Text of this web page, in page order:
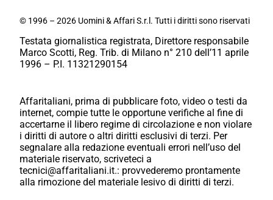
© 1996 – 2026 Uomini & Affari S.r.l. Tutti i diritti sono riservati
Testata giornalistica registrata, Direttore responsabile
Marco Scotti, Reg. Trib. di Milano n° 210 dell’11 aprile
1996 – P.I. 11321290154
Affaritaliani, prima di pubblicare foto, video o testi da
internet, compie tutte le opportune verifiche al fine di
accertarne il libero regime di circolazione e non violare
i diritti di autore o altri diritti esclusivi di terzi. Per
segnalare alla redazione eventuali errori nell’uso del
materiale riservato, scriveteci a
tecnici@affaritaliani.it.: provvederemo prontamente
alla rimozione del materiale lesivo di diritti di terzi.